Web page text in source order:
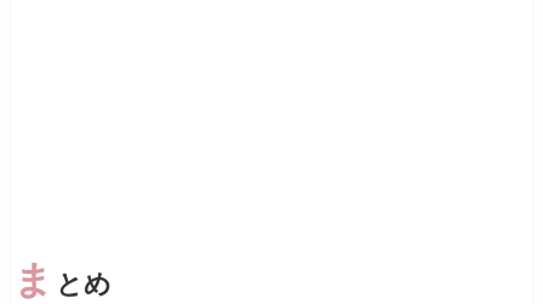
ま とめ